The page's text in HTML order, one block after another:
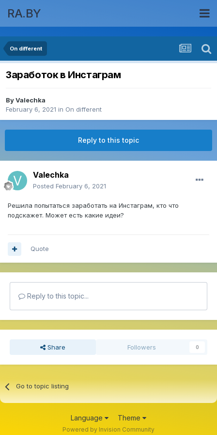
RA.BY
On different
Заработок в Инстаграм
ByValechka
February 6, 2021 in On different
Reply to this topic
Valechka
Posted February 6, 2021
Решила попытаться заработать на Инстаграм, кто что
подскажет. Может есть какие идеи?
Quote
Reply to this topic...
Share Followers 0
Go to topic listing
Language Theme
Powered by Invision Community